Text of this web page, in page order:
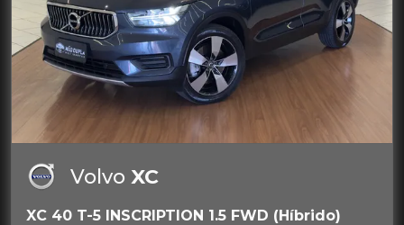
Volvo XC
XC 40 T-5 INSCRIPTION 1.5 FWD (Híbrido)